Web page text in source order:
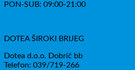
PON-SUB: 09:00-21:00
DOTEA ŠIROKI BRIJEG
Dotea d.o.o. Dobrič bb
Telefon: 039/719-266